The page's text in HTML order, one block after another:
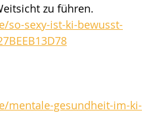
zu führen.
so-sexy-ist-ki-bewusst-
mentale-gesundheit-im-ki-